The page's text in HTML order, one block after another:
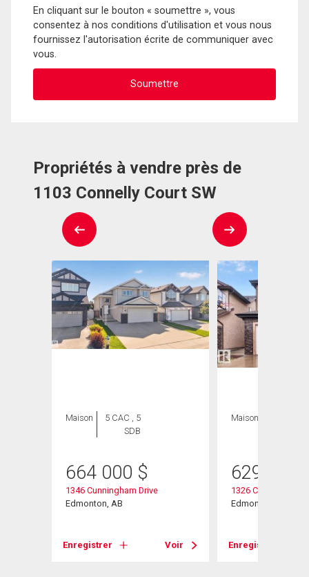
En cliquant sur le bouton « soumettre », vous
consentez à nos conditions d'utilisation et vous nous
fournissez l'autorisation écrite de communiquer avec
vous.
Propriétés à vendre près de
1103 Connelly Court SW
Maison
5 CAC , 5
SDB
664 000 $
1346 Cunningham Drive
Edmonton, AB
Enregistrer Voir
Maison
629 900
1326 Cunningham
Edmonton, AB
Enregistrer